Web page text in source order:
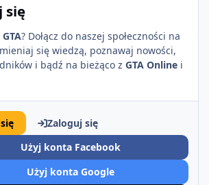
się
GTA? Dołącz do naszej społeczności na
się wiedzą, poznawaj nowości,
i bądź na bieżąco z GTA Online i
Zaloguj się
Użyj konta Facebook
Użyj konta Google